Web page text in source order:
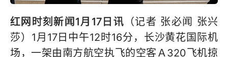
红网时刻新闻1月17日讯 （记者 张必闻 张兴
莎）1月17日中午12时16分，长沙黄花国际机
场，一架由南方航空执飞的空客Ａ320飞机掠